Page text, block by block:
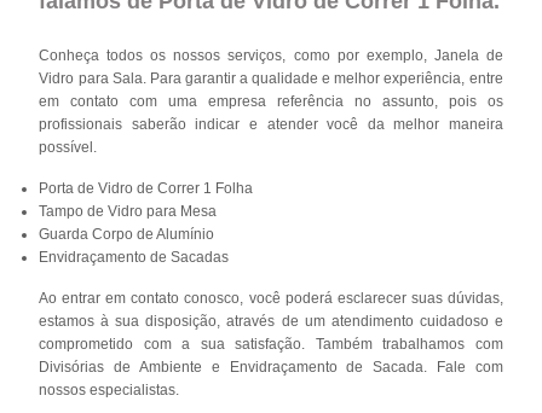
Conheça todos os nossos serviços, como por exemplo, Janela de
Vidro para Sala. Para garantir a qualidade e melhor experiência, entre
em contato com uma empresa referência no assunto, pois os
profissionais saberão indicar e atender você da melhor maneira
possível.
Porta de Vidro de Correr 1 Folha
Tampo de Vidro para Mesa
Guarda Corpo de Alumínio
Envidraçamento de Sacadas
Ao entrar em contato conosco, você poderá esclarecer suas dúvidas,
estamos à sua disposição, através de um atendimento cuidadoso e
comprometido com a sua satisfação. Também trabalhamos com
Divisórias de Ambiente e Envidraçamento de Sacada. Fale com
nossos especialistas.